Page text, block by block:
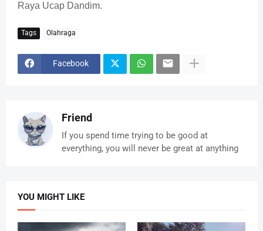
Raya Ucap Dandim.
Tags Olahraga
Facebook
Friend
If you spend time trying to be good at
everything, you will never be great at anything
YOU MIGHT LIKE